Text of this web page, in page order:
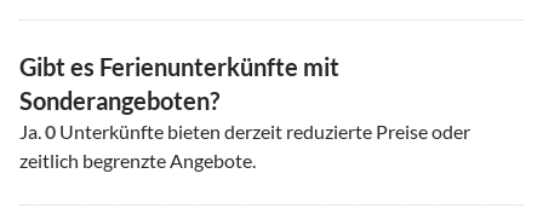
Gibt es Ferienunterkünfte mit
Sonderangeboten?
Ja.0 Unterkünfte bieten derzeit reduzierte Preise oder
zeitlich begrenzte Angebote.